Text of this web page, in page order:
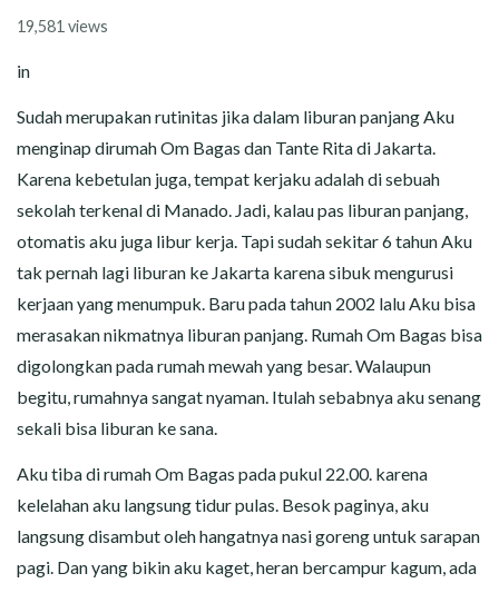
19,581 views
in
Sudah merupakan rutinitas jika dalam liburan panjang Aku
menginap dirumah Om Bagas dan Tante Rita di Jakarta.
Karena kebetulan juga, tempat kerjaku adalah di sebuah
sekolah terkenal di Manado. Jadi, kalau pas liburan panjang,
otomatis aku juga libur kerja. Tapi sudah sekitar 6 tahun Aku
tak pernah lagi liburan ke Jakarta karena sibuk mengurusi
kerjaan yang menumpuk. Baru pada tahun 2002 lalu Aku bisa
merasakan nikmatnya liburan panjang. Rumah Om Bagas bisa
digolongkan pada rumah mewah yang besar. Walaupun
begitu, rumahnya sangat nyaman. Itulah sebabnya aku senang
sekali bisa liburan ke sana.
Aku tiba di rumah Om Bagas pada pukul 22.00. karena
kelelahan aku langsung tidur pulas. Besok paginya, aku
langsung disambut oleh hangatnya nasi goreng untuk sarapan
pagi. Dan yang bikin aku kaget, heran bercampur kagum, ada
CERITA MALAM
CERITA SPERMA
CERITA ANAK TIRI
CERITA HOT MAMA
CERITA ISTRI SELINGKUH
CARA NGIKLAN DI CERITAGILA.COM?